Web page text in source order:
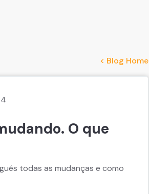
< Blog Home
O que
todas as mudanças e como